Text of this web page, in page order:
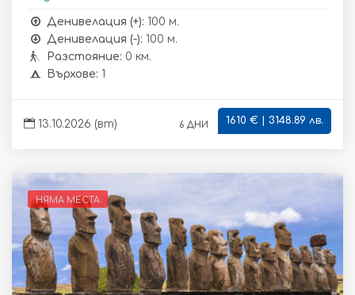
Денивелация (+): 100 м.
Денивелация (-): 100 м.
Разстояние: 0 км.
Върхове: 1
13.10.2026 (вт) 6 дни 1610 € | 3148.89 лв.
НЯМА МЕСТА